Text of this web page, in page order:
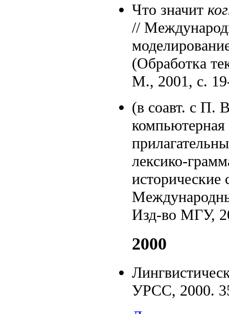
Что значит
//
(Обработка
М., 2001, с.
(в соавт. с П.
лексико-
исторические
Изд-во МГУ,
2000
УРСС, 2000.